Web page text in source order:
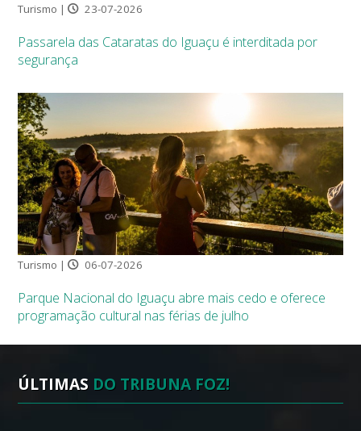
Turismo | 23-07-2026
Passarela das Cataratas do Iguaçu é interditada por
segurança
Turismo | 06-07-2026
Parque Nacional do Iguaçu abre mais cedo e oferece
programação cultural nas férias de julho
ÚLTIMAS DO TRIBUNA FOZ!